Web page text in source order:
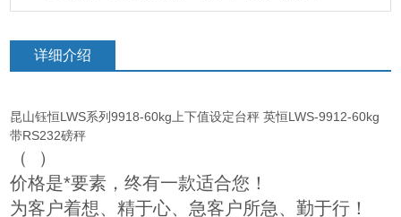
详细介绍
昆山钰恒LWS系列9918-60kg上下值设定台秤 英恒LWS-9912-60kg
带RS232磅秤
（
）
价格是*要素，终有一款适合您！
为客户着想、精于心、急客户所急、勤于行！